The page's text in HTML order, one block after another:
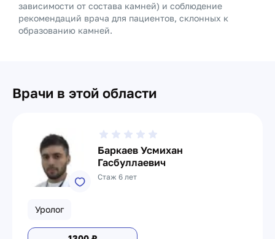
зависимости от состава камней) и соблюдение
рекомендаций врача для пациентов, склонных к
образованию камней.
Врачи в этой области
Баркаев Усмихан
Гасбуллаевич
Стаж 6 лет
Уролог